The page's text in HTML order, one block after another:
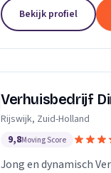
Bekijk profiel
Verhuisbedrijf
Rijswijk, Zuid-Holland
9,8Moving Score
Jong en dynamisch